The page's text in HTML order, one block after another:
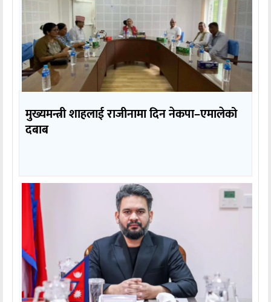
मुख्यमन्त्री शाहलाई राजीनामा दिन नेकपा–एमालेको
दबाब